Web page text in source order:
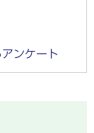
ンケート